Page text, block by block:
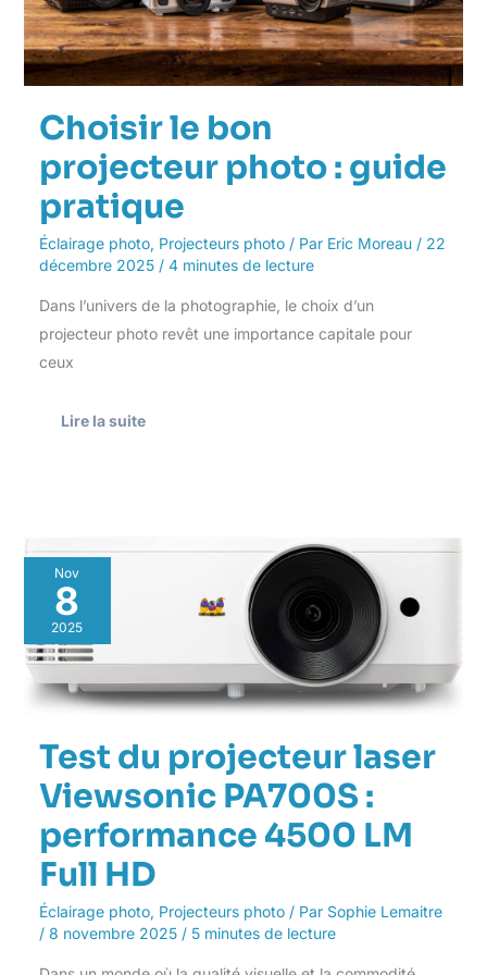
Choisir le bon
projecteur photo : guide
pratique
Éclairage photo, Projecteurs photo/ Par Eric Moreau / 22
décembre 2025 / 4 minutes de lecture
Dans l’univers de la photographie, le choix d’un
projecteur photo revêt une importance capitale pour
ceux
pratique
Lire la suite
Nov
8
2025
Test du projecteur laser
Viewsonic PA700S :
performance 4500 LM
Full HD
Éclairage photo, Projecteurs photo/ Par Sophie Lemaitre
/ 8 novembre 2025 / 5 minutes de lecture
Test
du
projecteur
laser
Viewsonic
PA700S
:
performance
LM
Full
HD